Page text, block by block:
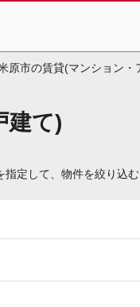
原市の賃貸(マンション・
建て)
定して、物件を絞り込む